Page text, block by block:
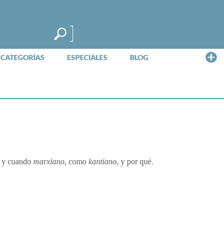
CATEGORÍAS ESPECIALES BLOG
y cuando marxiano, como kantiano, y por qué.